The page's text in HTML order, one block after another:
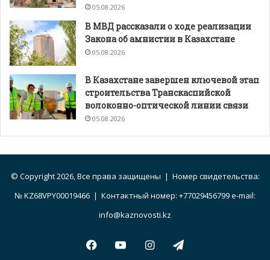
05.08.2026
В МВД рассказали о ходе реализации
Закона об амнистии в Казахстане
05.08.2026
В Казахстане завершен ключевой этап
строительства Транскаспийской
волоконно-оптической линии связи
05.08.2026
© Copyright 2026, Все права защищены | Номер свидетельства:
№ KZ68VPY00019466 | Контактный номер: +77029456799 e-mail:
info@kaznovosti.kz
Facebook
YouTubeInstagramTelegram